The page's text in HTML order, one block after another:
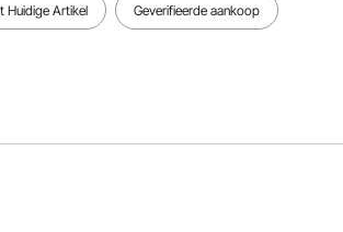
Huidige Artikel Geverifieerde aankoop